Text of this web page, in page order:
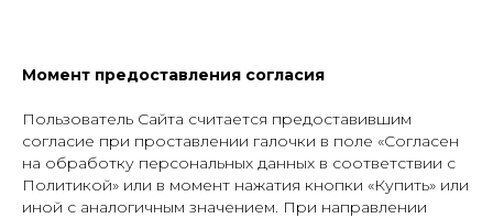
Момент предоставления согласия
Пользователь Сайта считается предоставившим
согласие при проставлении галочки в поле «Согласен
на обработку персональных данных в соответствии с
Политикой» или в момент нажатия кнопки «Купить» или
иной с аналогичным значением. При направлении